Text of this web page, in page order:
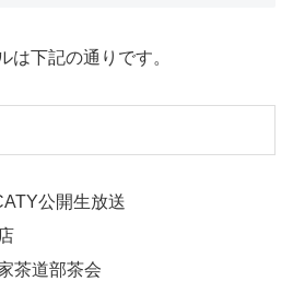
は下記の通りです。
公開生放送
茶道部茶会